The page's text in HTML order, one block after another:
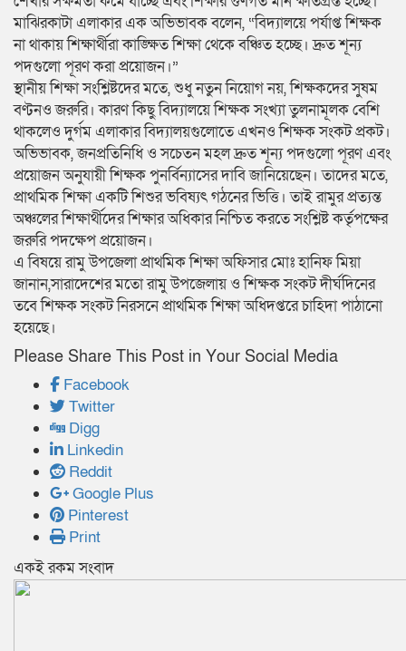
মাঝিরকাটা এলাকার এক অভিভাবক বলেন, “বিদ্যালয়ে পর্যাপ্ত শিক্ষক
না থাকায় শিক্ষার্থীরা কাঙ্ক্ষিত শিক্ষা থেকে বঞ্চিত হচ্ছে। দ্রুত শূন্য
পদগুলো পূরণ করা প্রয়োজন।”
স্থানীয় শিক্ষা সংশ্লিষ্টদের মতে, শুধু নতুন নিয়োগ নয়, শিক্ষকদের সুষম
বণ্টনও জরুরি। কারণ কিছু বিদ্যালয়ে শিক্ষক সংখ্যা তুলনামূলক বেশি
থাকলেও দুর্গম এলাকার বিদ্যালয়গুলোতে এখনও শিক্ষক সংকট প্রকট।
অভিভাবক, জনপ্রতিনিধি ও সচেতন মহল দ্রুত শূন্য পদগুলো পূরণ এবং
প্রয়োজন অনুযায়ী শিক্ষক পুনর্বিন্যাসের দাবি জানিয়েছেন। তাদের মতে,
প্রাথমিক শিক্ষা একটি শিশুর ভবিষ্যৎ গঠনের ভিত্তি। তাই রামুর প্রত্যন্ত
অঞ্চলের শিক্ষার্থীদের শিক্ষার অধিকার নিশ্চিত করতে সংশ্লিষ্ট কর্তৃপক্ষের
জরুরি পদক্ষেপ প্রয়োজন।
এ বিষয়ে রামু উপজেলা প্রাথমিক শিক্ষা অফিসার মোঃ হানিফ মিয়া
জানান,সারাদেশের মতো রামু উপজেলায় ও শিক্ষক সংকট দীর্ঘদিনের
তবে শিক্ষক সংকট নিরসনে প্রাথমিক শিক্ষা অধিদপ্তরে চাহিদা পাঠানো
হয়েছে।
Please Share This Post in Your Social Media
Facebook
Twitter
Digg
Linkedin
Reddit
Google Plus
Pinterest
Print
একই রকম সংবাদ